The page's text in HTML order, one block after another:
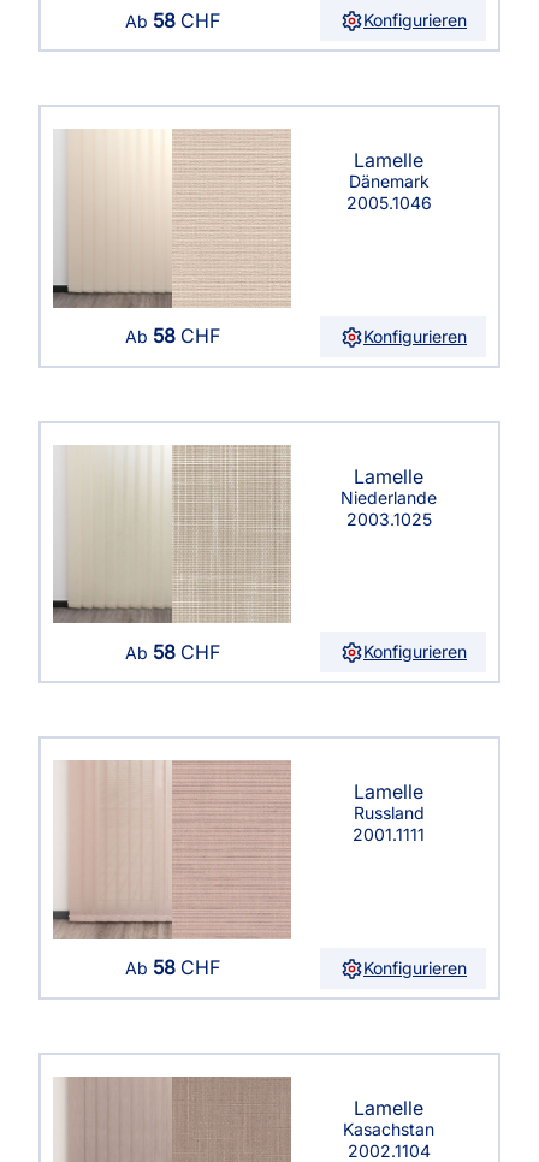
Ab 58CHF Konfigurieren
Lamelle
Dänemark
2005.1046
Ab 58CHF Konfigurieren
Lamelle
Niederlande
2003.1025
Ab 58CHF Konfigurieren
Lamelle
Russland
2001.1111
Ab 58CHF Konfigurieren
Lamelle
Kasachstan
2002.1104